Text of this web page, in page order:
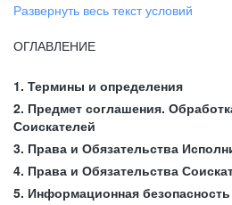
Развернуть весь текст условий
ОГЛАВЛЕНИЕ
1. Термины и определения
2. Предмет соглашения.
Соискателей
3. Права и Обязательства
4. Права и Обязательства
5. Информационная